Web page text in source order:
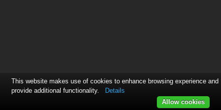
This website makes use of cookies to enhance browsing experience and
provide additional functionality.
Details
Allow cookies